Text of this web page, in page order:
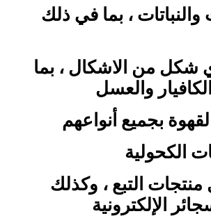
والنباتات ، بما في ذلك
شكل من الاشكال ، بما
والعسل
بجميع أنواعهم
الكحولية
منتجات التبع ، وكذلك
الإلكترونية